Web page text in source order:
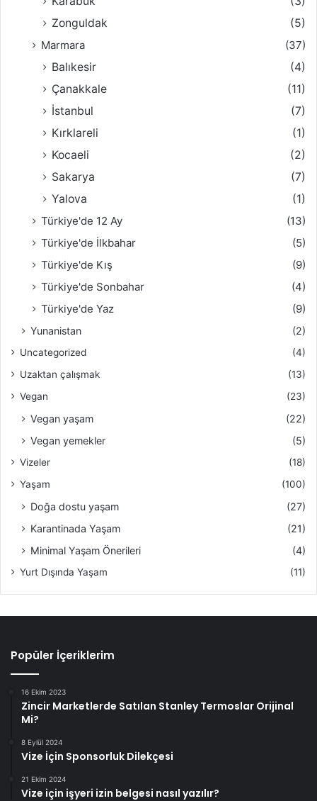
Zonguldak
(5)
Marmara
(37)
Balıkesir
(4)
Çanakkale
(11)
İstanbul
(7)
Kırklareli
(1)
Kocaeli
(2)
Sakarya
(7)
Yalova
(1)
Türkiye'de 12 Ay
(13)
Türkiye'de İlkbahar
(5)
Türkiye'de Kış
(9)
Türkiye'de Sonbahar
(4)
Türkiye'de Yaz
(9)
Yunanistan (2)
Uncategorized
(4)
Uzaktan çalışmak
(13)
Vegan
(23)
Vegan yaşam
(22)
Vegan yemekler
(5)
Vizeler
(18)
Yaşam
(100)
Doğa dostu yaşam
(27)
Karantinada Yaşam
(21)
Minimal Yaşam Önerileri
(4)
Yurt Dışında Yaşam (11)
Popüler İçeriklerim
16 Ekim 2023
Zincir Marketlerde Satılan Stanley Termoslar Orijinal
Mi?
8 Eylül 2024
Vize İçin Sponsorluk Dilekçesi
21 Ekim 2024
Vize için işyeri izin belgesi nasıl yazılır?